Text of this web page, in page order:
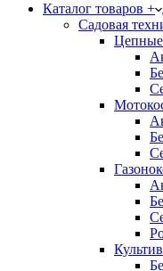
Каталог товаров +
Садовая